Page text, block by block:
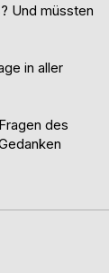
Und müssten
in aller
des